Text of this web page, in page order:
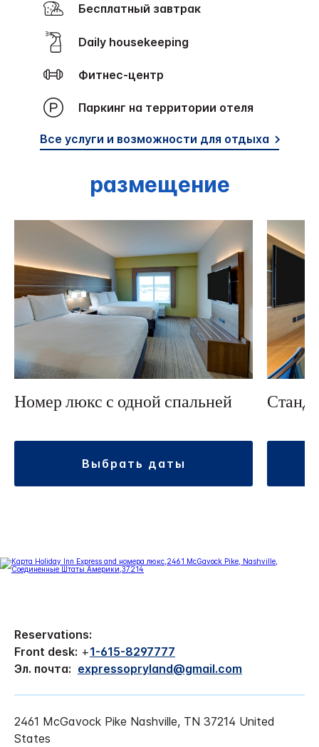
Бесплатный завтрак
Daily housekeeping
Фитнес-центр
Паркинг на территории отеля
Все услуги и возможности для отдыха
размещение
Номер люкс с одной спальней
выбрать даты
Reservations:
Front desk: +1-615-8297777
Эл. почта: expressopryland@gmail.com
2461 McGavock Pike Nashville, TN 37214 United
States